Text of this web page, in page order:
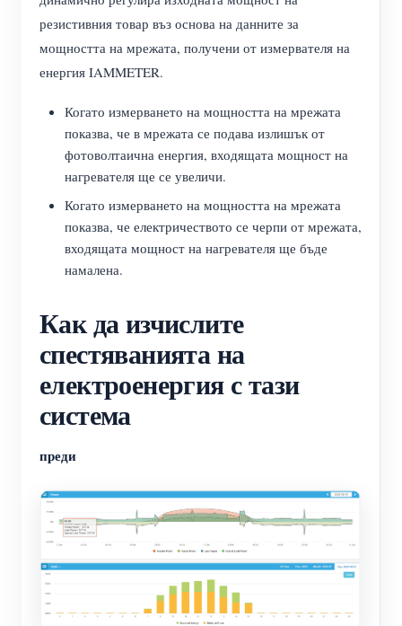
резистивния товар въз основа на данните за
мощността на мрежата, получени от измервателя на
енергия IAMMETER.
Когато измерването на мощността на мрежата
показва, че в мрежата се подава излишък от
фотоволтаична енергия, входящата мощност на
нагревателя ще се увеличи.
Когато измерването на мощността на мрежата
показва, че електричеството се черпи от мрежата,
входящата мощност на нагревателя ще бъде
намалена.
Как да изчислите
спестяванията на
електроенергия с тази
система
преди